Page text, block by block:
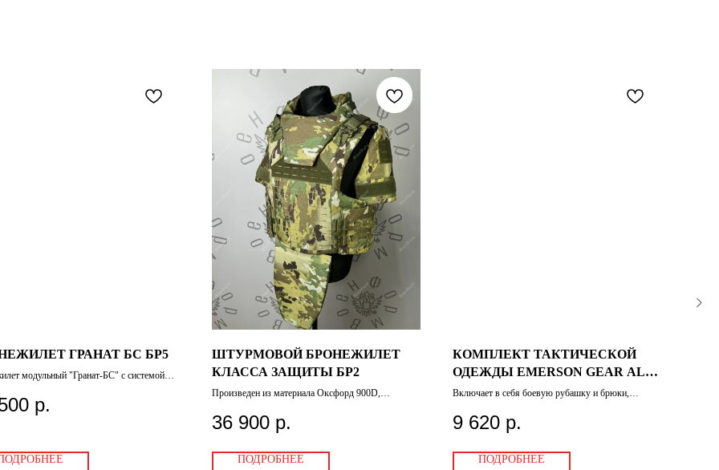
ГРАНАТ БС БР5
модульный "Гранат-БС" с системой
р.
ШТУРМОВОЙ БРОНЕЖИЛЕТ
КЛАССА ЗАЩИТЫ БР2
Произведен из материала Оксфорд 900D,
долговечность, он также оснащен стропами
MOLLE для установки различных
бронеплит, включая Атлант, Щелковские, Гранит и
керамические.
36 900 р.
ПОДРОБНЕЕ
КОМПЛЕКТ ТАКТИЧЕСКОЙ
ОДЕЖДЫ EMERSON GEAR ALL-
WEATHER SUIT & PANT
Включает в себя боевую рубашку и брюки,
тактических операций
9 620 р.
ПОДРОБНЕЕ